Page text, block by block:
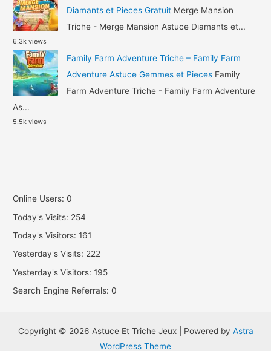
Diamants et Pieces Gratuit Merge Mansion
Triche - Merge Mansion Astuce Diamants et...
6.3k views
Family Farm Adventure Triche – Family Farm
Adventure Astuce Gemmes et Pieces Family
Farm Adventure Triche - Family Farm Adventure
As...
5.5k views
Online Users:0
Today's Visits: 254
Today's Visitors:161
Yesterday's Visits: 222
Yesterday's Visitors:195
Search Engine Referrals:0
Copyright © 2026 Astuce Et Triche Jeux | Powered by Astra
WordPress Theme